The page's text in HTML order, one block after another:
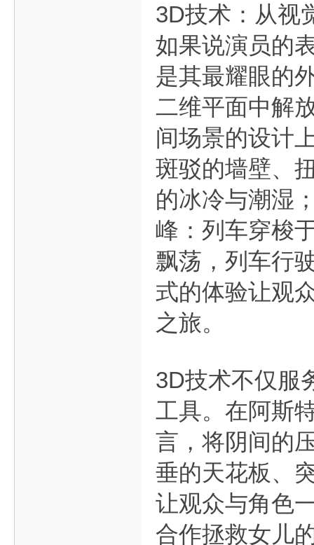
3D技术：从视
如果说演员的
是其最耀眼的
二维平面中解
间场景的设计
斑驳的墙壁、
的冰冷与潮湿
峰：列车穿梭
飘荡，列车行
式的体验让观
之旅。
3D技术不仅服
工具。在阿斯
言，将阴间的
垂的天花板、
让观众与角色
合作拯救女儿